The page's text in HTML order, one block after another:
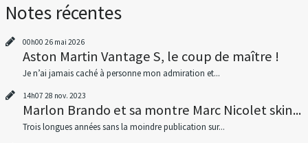
Notes récentes
00h00 26 mai 2026
Aston Martin Vantage S, le coup de maître !
Je n’ai jamais caché à personne mon admiration et...
14h07 28 nov. 2023
Marlon Brando et sa montre Marc Nicolet skin...
Trois longues années sans la moindre publication sur...